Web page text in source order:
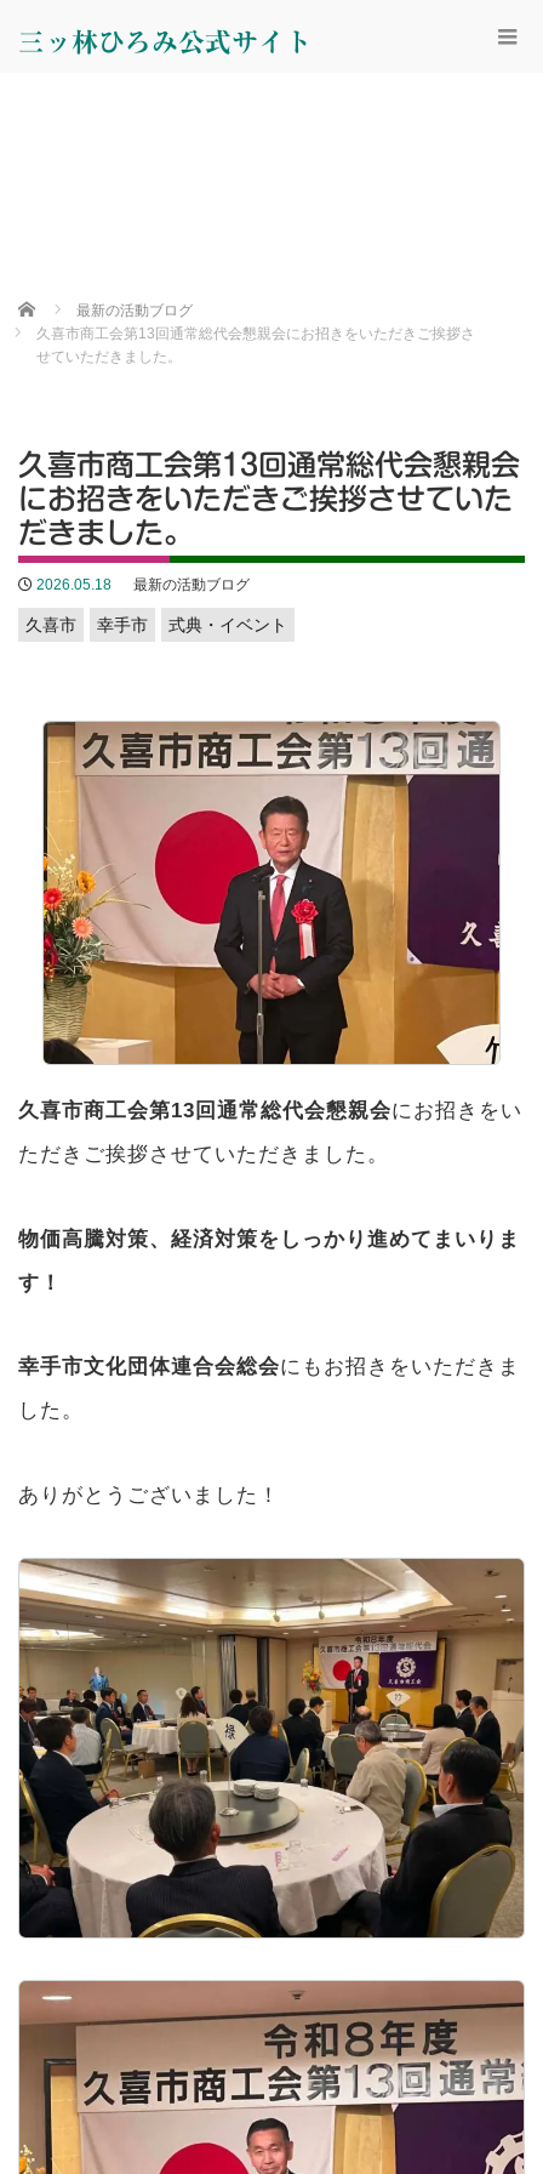
三ッ林ひろみ公式サイト
Home
最新の活動ブログ
久喜市商工会第13回通常総代会懇親会にお招きをいただきご挨拶さ
せていただきました。
久喜市商工会第13回通常総代会懇親会
にお招きをいただきご挨拶させていた
だきました。
2026.05.18 最新の活動ブログ
久喜市 幸手市 式典・イベント
久喜市商工会第13回通常総代会懇親会にお招きをい
ただきご挨拶させていただきました。
物価高騰対策、経済対策をしっかり進めてまいりま
す！
幸手市文化団体連合会総会にもお招きをいただきま
した。
ありがとうございました！